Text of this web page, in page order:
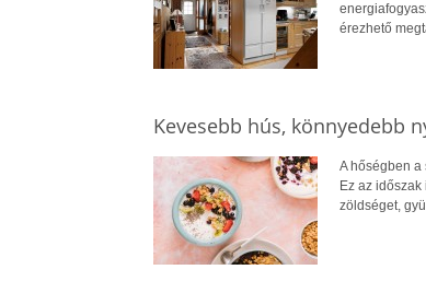
érezhető
Kevesebb hús, könnyedebb
A hőségben a
Ez az
zöldséget,